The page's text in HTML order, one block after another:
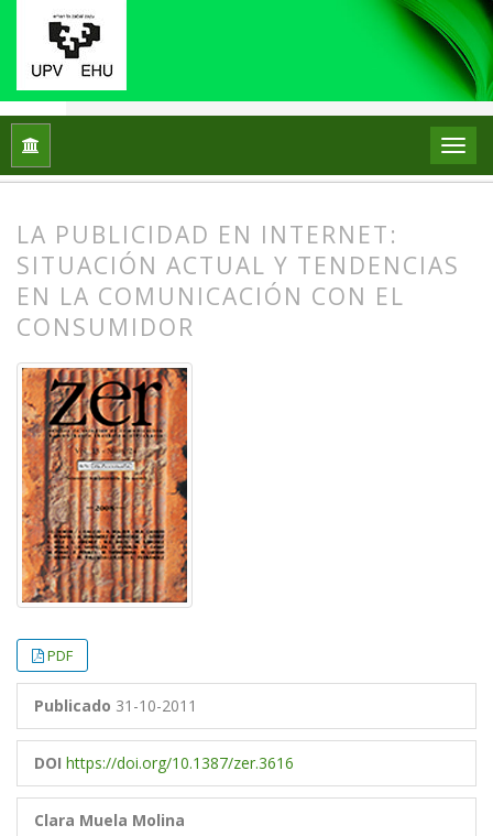
Inicio
LA PUBLICIDAD EN INTERNET:
SITUACIÓN ACTUAL Y TENDENCIAS
EN LA COMUNICACIÓN CON EL
CONSUMIDOR
PDF
Publicado 31-10-2011
DOI https://doi.org/10.1387/zer.3616
Clara Muela Molina